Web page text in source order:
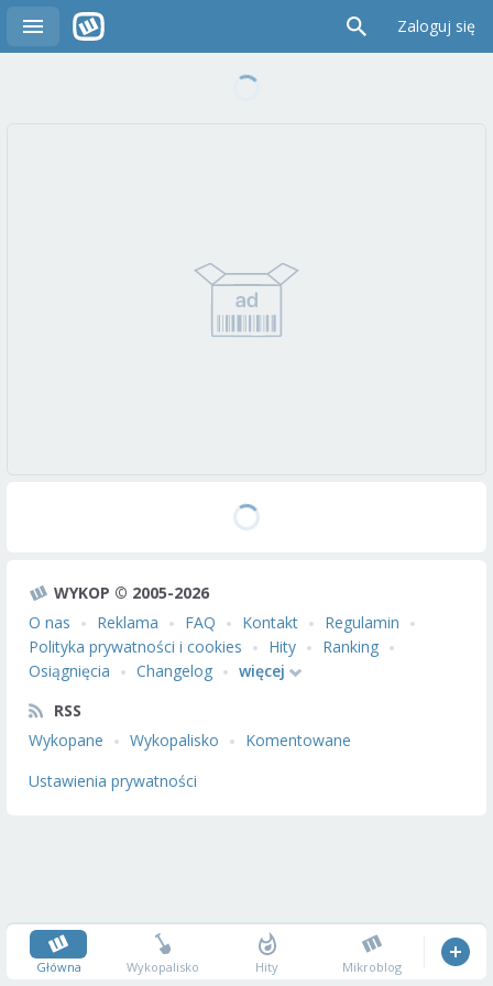
Zaloguj się
WYKOP © 2005-2026
O nas
Reklama FAQ Kontakt
Regulamin
Polityka prywatności i cookies
Hity
Ranking
Osiągnięcia
Changelog
więcej
RSS
Wykopane
Wykopalisko
Komentowane
Ustawienia prywatności
Główna Wykopalisko Hity Mikroblog